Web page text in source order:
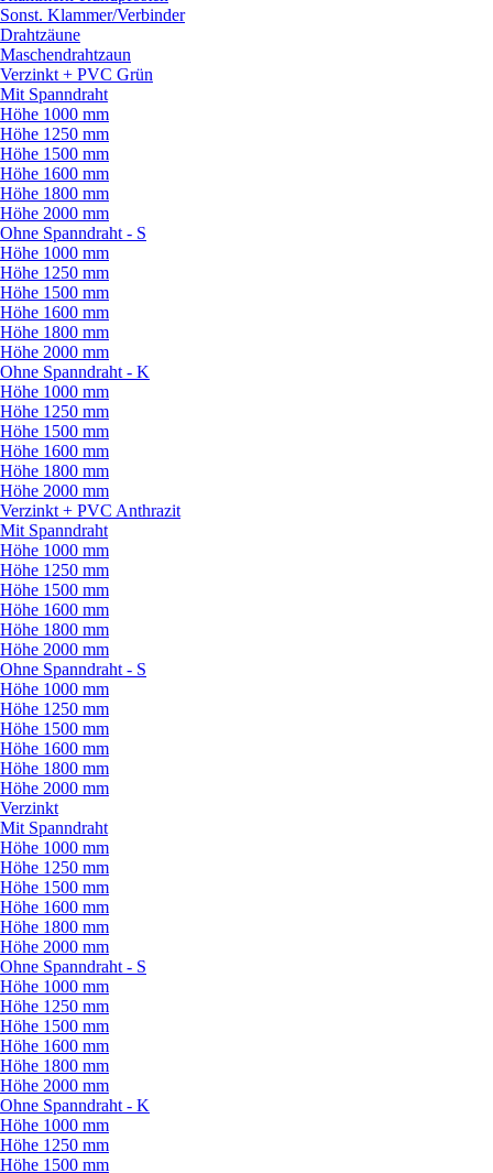
Sonst. Klammer/Verbinder
Drahtzäune
Maschendrahtzaun
Verzinkt + PVC Grün
Mit Spanndraht
Höhe 1000 mm
Höhe 1250 mm
Höhe 1500 mm
Höhe 1600 mm
Höhe 1800 mm
Höhe 2000 mm
Ohne Spanndraht - S
Höhe 1000 mm
Höhe 1250 mm
Höhe 1500 mm
Höhe 1600 mm
Höhe 1800 mm
Höhe 2000 mm
Ohne Spanndraht - K
Höhe 1000 mm
Höhe 1250 mm
Höhe 1500 mm
Höhe 1600 mm
Höhe 1800 mm
Höhe 2000 mm
Verzinkt + PVC Anthrazit
Mit Spanndraht
Höhe 1000 mm
Höhe 1250 mm
Höhe 1500 mm
Höhe 1600 mm
Höhe 1800 mm
Höhe 2000 mm
Ohne Spanndraht - S
Höhe 1000 mm
Höhe 1250 mm
Höhe 1500 mm
Höhe 1600 mm
Höhe 1800 mm
Höhe 2000 mm
Verzinkt
Mit Spanndraht
Höhe 1000 mm
Höhe 1250 mm
Höhe 1500 mm
Höhe 1600 mm
Höhe 1800 mm
Höhe 2000 mm
Ohne Spanndraht - S
Höhe 1000 mm
Höhe 1250 mm
Höhe 1500 mm
Höhe 1600 mm
Höhe 1800 mm
Höhe 2000 mm
Ohne Spanndraht - K
Höhe 1000 mm
Höhe 1250 mm
Höhe 1500 mm